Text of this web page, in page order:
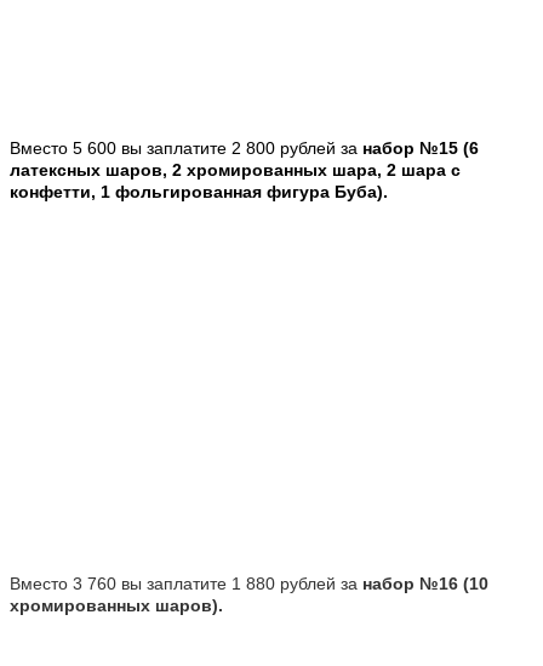
Вместо 5 600 вы заплатите 2 800 рублей за набор №15 (6
латексных шаров, 2 хромированных шара, 2 шара с
конфетти, 1 фольгированная фигура Буба).
Вместо 3 760 вы заплатите 1 880 рублей за набор №16 (10
хромированных шаров).